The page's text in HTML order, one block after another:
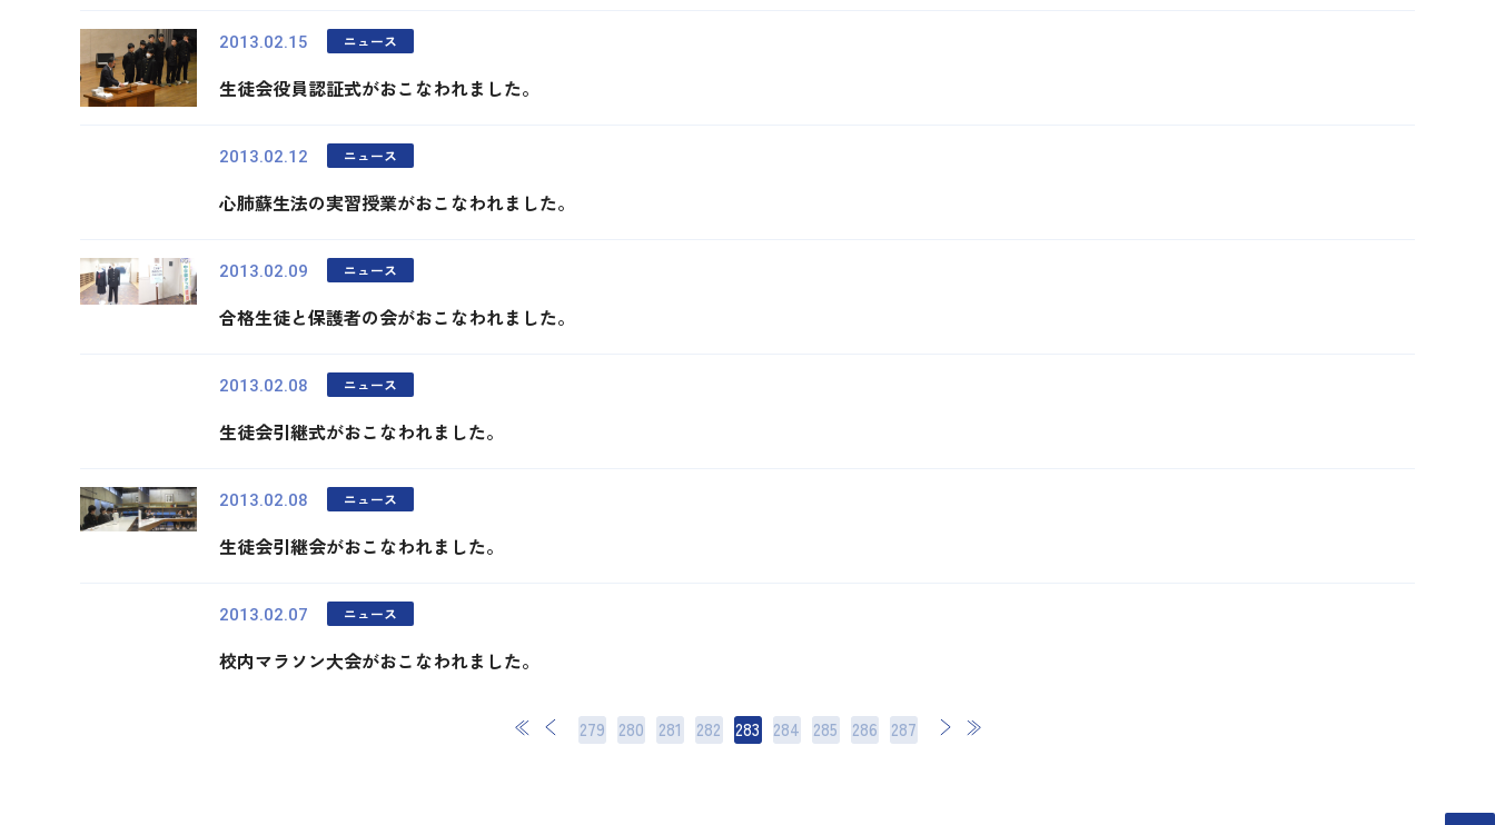
2013.02.15 ニュース
生徒会役員認証式がおこなわれました。
2013.02.12 ニュース
心肺蘇生法の実習授業がおこなわれました。
2013.02.09 ニュース
合格生徒と保護者の会がおこなわれました。
2013.02.08 ニュース
生徒会引継式がおこなわれました。
2013.02.08 ニュース
生徒会引継会がおこなわれました。
2013.02.07 ニュース
校内マラソン大会がおこなわれました。
279 280 281 282 283 284 285 286 287
次 最後